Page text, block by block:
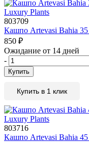
803709
Кашпо Artevasi Bahia
850 ₽
Ожидание от 14 дней
-
Купить
Купить в 1 клик
803716
Кашпо Artevasi Bahia